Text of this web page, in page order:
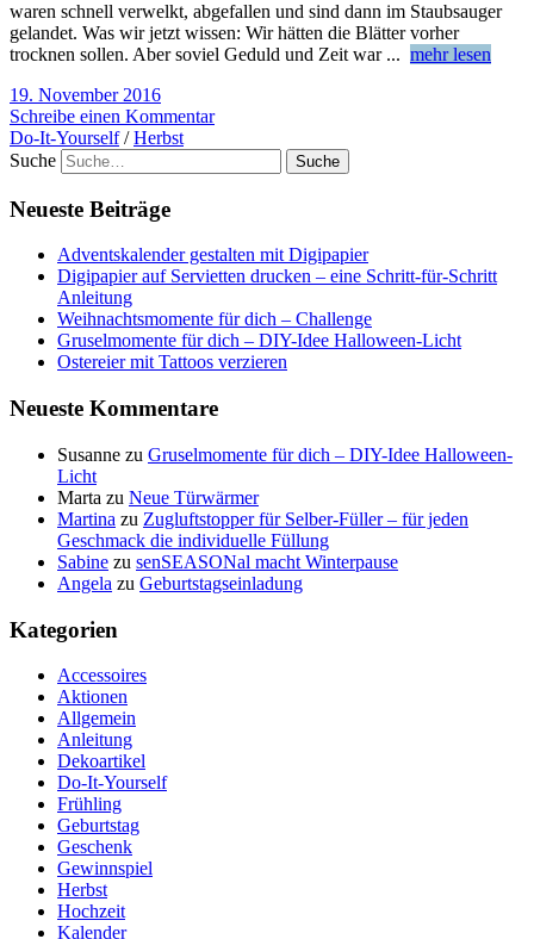
waren schnell verwelkt, abgefallen und sind dann im Staubsauger
gelandet. Was wir jetzt wissen: Wir hätten die Blätter vorher
trocknen sollen. Aber soviel Geduld und Zeit war ... mehr lesen
19. November 2016
Schreibe einen Kommentar
Do-It-Yourself/Herbst
Suche
Neueste Beiträge
Adventskalender gestalten mit Digipapier
Digipapier auf Servietten drucken – eine Schritt-für-Schritt
Anleitung
Weihnachtsmomente für dich – Challenge
Gruselmomente für dich – DIY-Idee Halloween-Licht
Ostereier mit Tattoos verzieren
Neueste Kommentare
Susanne zu Gruselmomente für dich – DIY-Idee Halloween-
Licht
Marta zu Neue Türwärmer
Martina zu Zugluftstopper für Selber-Füller – für jeden
Geschmack die individuelle Füllung
Sabine zu senSEASONal macht Winterpause
Angela zu Geburtstagseinladung
Kategorien
Accessoires
Aktionen
Allgemein
Anleitung
Dekoartikel
Do-It-Yourself
Frühling
Geburtstag
Geschenk
Gewinnspiel
Herbst
Hochzeit
Kalender